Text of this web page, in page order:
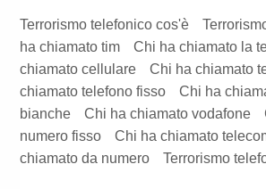
Terrorismo telefonico cos'è
ha chiamato tim
Chi ha chiamato la
chiamato cellulare
Chi ha chiamato
chiamato telefono fisso
Chi ha
bianche
Chi ha chiamato vodafone
numero fisso
Chi ha chiamato
chiamato da numero
Terrorismo